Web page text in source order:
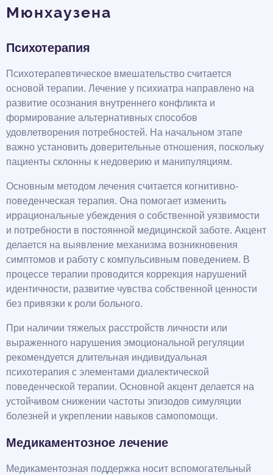
Мюнхаузена
Психотерапия
Психотерапевтическое вмешательство считается
основой терапии. Лечение у психиатра направлено на
развитие осознания внутреннего конфликта и
формирование альтернативных способов
удовлетворения потребностей. На начальном этапе
важно установить доверительные отношения, поскольку
пациенты склонны к недоверию и манипуляциям.
Основным методом лечения считается когнитивно-
поведенческая терапия. Она помогает изменить
иррациональные убеждения о собственной уязвимости
и потребности в постоянной медицинской заботе. Акцент
делается на выявление механизма возникновения
симптомов и работу с компульсивным поведением. В
процессе терапии проводится коррекция нарушений
идентичности, развитие чувства собственной ценности
без привязки к роли больного.
При наличии тяжелых расстройств личности или
выраженного нарушения эмоциональной регуляции
рекомендуется длительная индивидуальная
психотерапия с элементами диалектической
поведенческой терапии. Основной акцент делается на
устойчивом снижении частоты эпизодов симуляции
болезней и укреплении навыков самопомощи.
Медикаментозное лечение
Медикаментозная поддержка носит вспомогательный